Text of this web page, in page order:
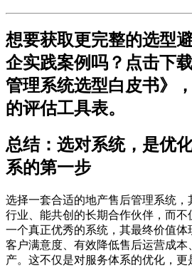
想要获取更完整的选型
企实践案例吗？点击下
管理系统选型白皮书》
的评估工具表。
总结：选对系统，是优
系的第一步
选择一套合适的地产售后管理系统
行业、能共创的长期合作伙伴，而不
一个真正优秀的系统，其最终价值
客户满意度、有效降低售后运营成
产。这不仅是对服务体系的优化，